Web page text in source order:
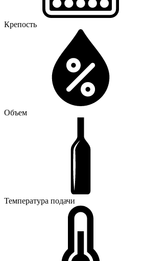
Крепость
Объем
Температура подачи